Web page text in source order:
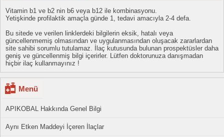
Vitamin b1 ve b2 nin b6 veya b12 ile kombinasyonu.
Yetişkinde profilaktik amaçla günde 1, tedavi amacıyla 2-4 defa.
Bu sitede ve verilen linklerdeki bilgilerin eksik, hatalı veya
güncellenmemiş olmasından ve uygulanmasından oluşacak zararlardan
site sahibi sorumlu tutulamaz. İlaç kutusunda bulunan prospektüsler daha
geniş ve güncellenmiş bilgi içerirler. Lütfen doktorunuza danışmadan
hiçbir ilaç kullanmayınız !
Menü
APIKOBAL Hakkında Genel Bilgi
Aynı Etken Maddeyi İçeren İlaçlar